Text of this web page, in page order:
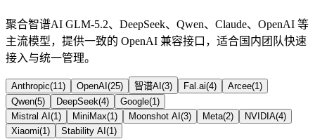
聚合智谱AI GLM-5.2、DeepSeek、Qwen、Claude、OpenAI 等
主流模型，提供一致的 OpenAI 兼容接口，适合国内团队快速
接入与统一管理。
Anthropic(11 ) OpenAI (25) 智谱AI (3) Fal.ai(4) Arcee(1 )
Qwen(5) DeepSeek(4) Google(1 )
Mistral AI (1 ) MiniMax(1 ) Moonshot AI (3) Meta(2) NVIDIA(4)
Xiaomi(1 ) Stability AI (1 )